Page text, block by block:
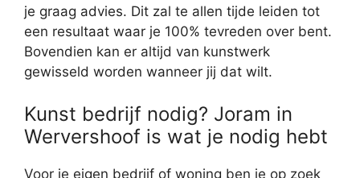
je graag advies. Dit zal te allen tijde leiden tot
een resultaat waar je 100% tevreden over bent.
Bovendien kan er altijd van kunstwerk
gewisseld worden wanneer jij dat wilt.
Kunst bedrijf nodig? Joram in
Wervershoof is wat je nodig hebt
Voor je eigen bedrijf of woning ben je op zoek